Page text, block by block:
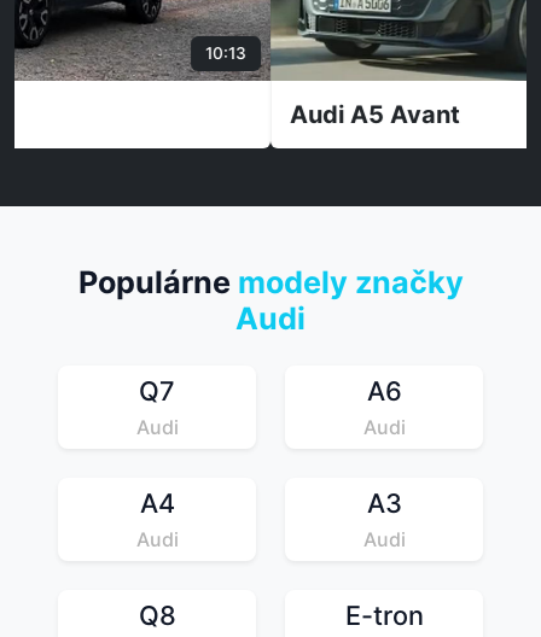
Populárne modely značky
Audi
Q7
Audi
A6
Audi
A4
Audi
A3
Audi
Q8 E-tron